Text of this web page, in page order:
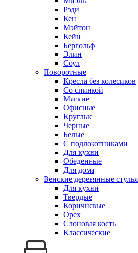
Рэди
Кен
Мэйтон
Кейн
Бергольф
Элин
Соул
Поворотные
Кресла без колесиков
Со спинкой
Мягкие
Офисные
Круглые
Черные
Белые
С подлокотниками
Для кухни
Обеденные
Для дома
Венские деревянные стулья
Для кухни
Твердые
Коричневые
Орех
Слоновая кость
Классические